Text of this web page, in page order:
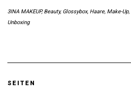
3INA MAKEUP, Beauty, Glossybox, Haare, Make-Up,
Unboxing
SEITEN